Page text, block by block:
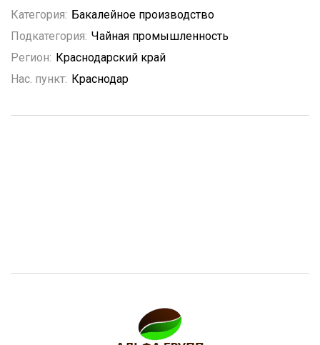
Категория: Бакалейное производство
Подкатегория: Чайная промышленность
Регион: Краснодарский край
Нас. пункт: Краснодар